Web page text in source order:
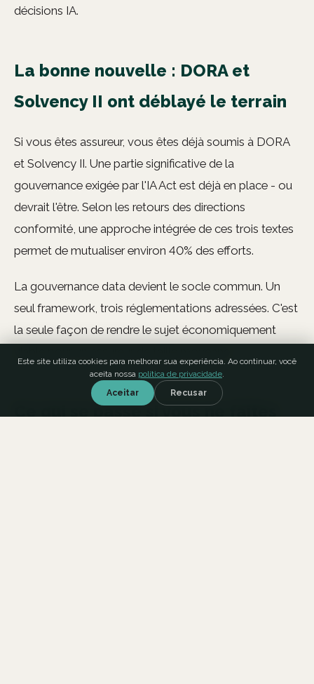
décisions IA.
La bonne nouvelle : DORA et
Solvency II ont déblayé le terrain
Si vous êtes assureur, vous êtes déjà soumis à DORA
et Solvency II. Une partie significative de la
gouvernance exigée par l'IA Act est déjà en place - ou
devrait l'être. Selon les retours des directions
conformité, une approche intégrée de ces trois textes
permet de mutualiser environ 40% des efforts.
La gouvernance data devient le socle commun. Un
seul framework, trois réglementations adressées. C'est
la seule façon de rendre le sujet économiquement
Ce qui se passe si vous ne faites
Este site utiliza cookies para melhorar sua experiência. Ao continuar, você
aceita nossa política de privacidade.
Aceitar
Recusar